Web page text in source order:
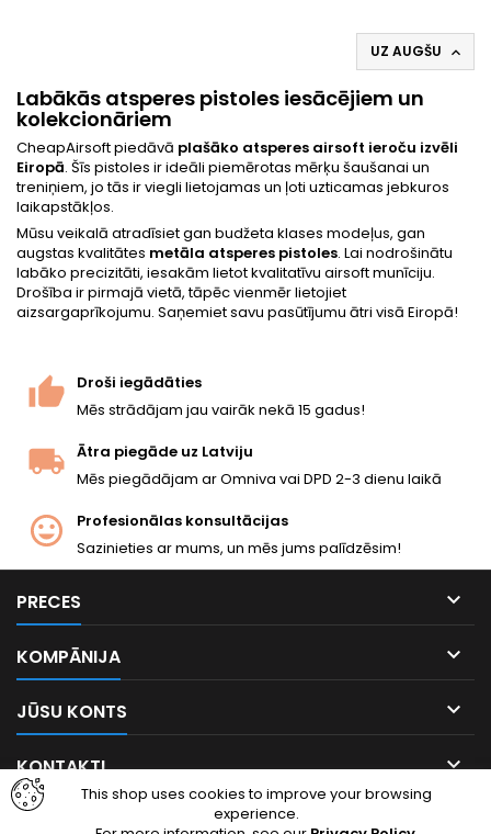
UZ AUGŠU 
Labākās atsperes pistoles iesācējiem un
kolekcionāriem
CheapAirsoft piedāvā plašāko atsperes airsoft ieroču izvēli
Eiropā. Šīs pistoles ir ideāli piemērotas mērķu šaušanai un
treniņiem, jo tās ir viegli lietojamas un ļoti uzticamas jebkuros
laikapstākļos.
Mūsu veikalā atradīsiet gan budžeta klases modeļus, gan
augstas kvalitātes metāla atsperes pistoles. Lai nodrošinātu
labāko precizitāti, iesakām lietot kvalitatīvu airsoft munīciju.
Drošība ir pirmajā vietā, tāpēc vienmēr lietojiet
aizsargaprīkojumu. Saņemiet savu pasūtījumu ātri visā Eiropā!
Droši iegādāties
Mēs strādājam jau vairāk nekā 15 gadus!
Ātra piegāde uz Latviju
Mēs piegādājam ar Omniva vai DPD 2-3 dienu laikā
Profesionālas konsultācijas
Sazinieties ar mums, un mēs jums palīdzēsim!
PRECES 
KOMPĀNIJA 
JŪSU KONTS 
KONTAKTI 
This shop uses cookies to improve your browsing
experience.
FacebookInstagram